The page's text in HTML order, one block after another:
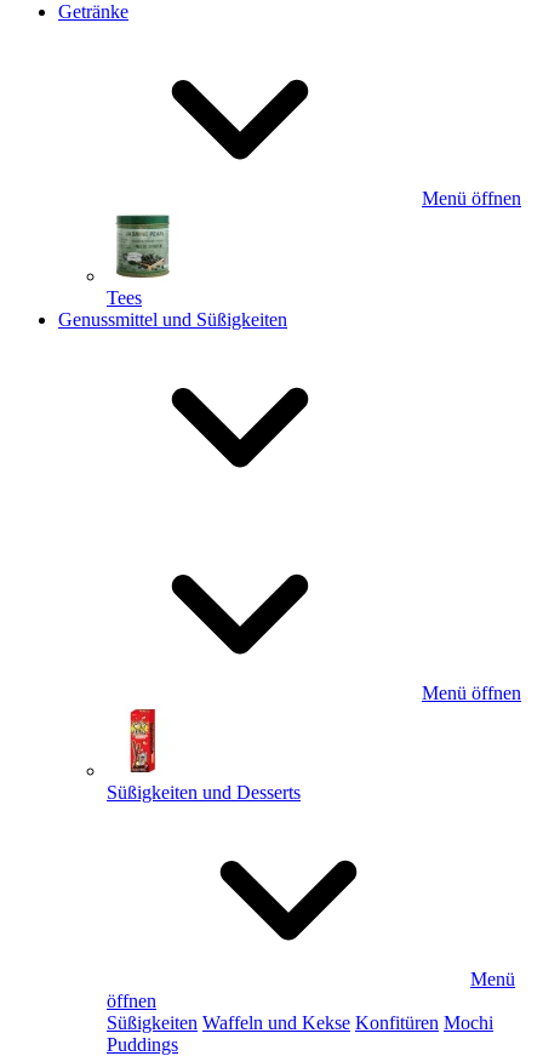
Getränke
Menü öffnen
Tees
Genussmittel und Süßigkeiten
Menü öffnen
Süßigkeiten und Desserts
Menü
öffnen
Süßigkeiten Waffeln und Kekse Konfitüren Mochi
Puddings